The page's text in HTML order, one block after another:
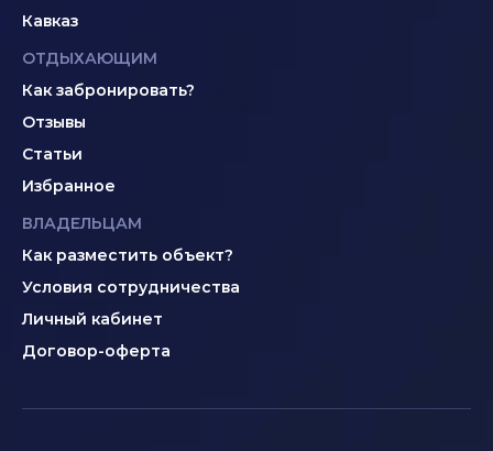
Кавказ
ОТДЫХАЮЩИМ
Как забронировать?
Отзывы
Статьи
Избранное
ВЛАДЕЛЬЦАМ
Как разместить объект?
Условия сотрудничества
Личный кабинет
Договор-оферта